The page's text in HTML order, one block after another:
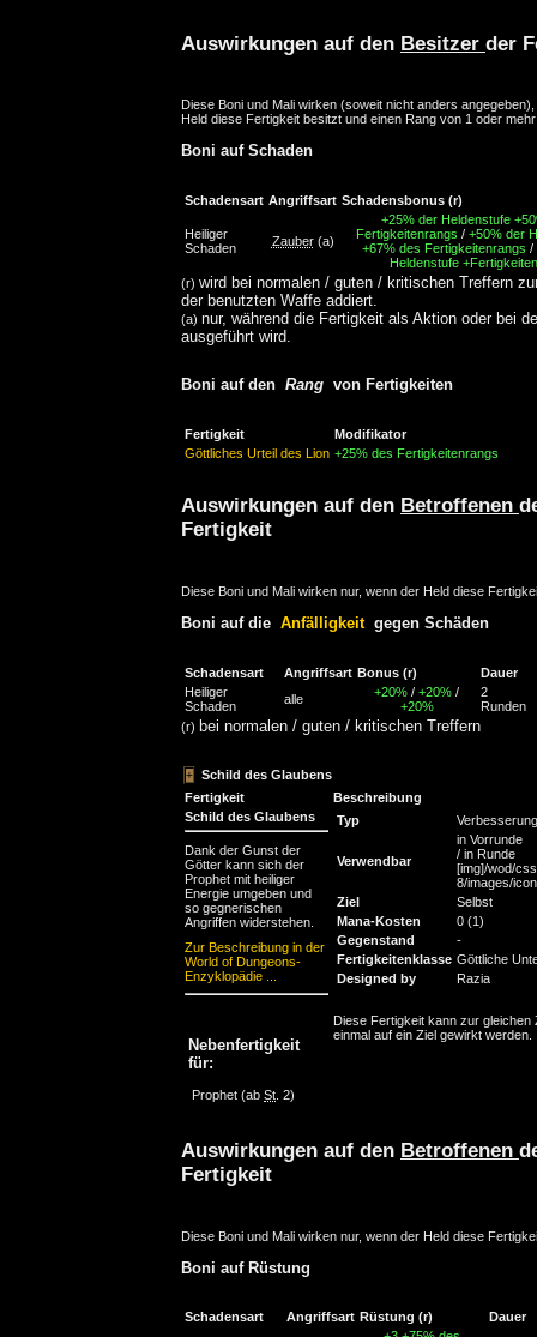
Auswirkungen auf den Besitzer der
Diese Boni und Mali wirken (soweit nicht anders
Held diese Fertigkeit besitzt und einen Rang von 1 oder
Boni auf Schaden
Schadensart Angriffsart Schadensbonus (r)
Heiliger
Schaden
Zauber (a)
+25% der Heldenstufe
Fertigkeitenrangs / +50% der
+67% des Fertigkeitenrangs /
Heldenstufe
(r) wird bei normalen / guten / kritischen Treffern
der benutzten Waffe addiert.
(a) nur, während die Fertigkeit als Aktion oder bei
ausgeführt wird.
Boni auf den Rang von Fertigkeiten
Fertigkeit
Modifikator
Göttliches Urteil des Lion +25% des Fertigkeitenrangs
Auswirkungen auf den Betroffenen
Fertigkeit
Diese Boni und Mali wirken nur, wenn der Held diese
Boni auf die Anfälligkeit gegen Schäden
Schadensart Angriffsart Bonus (r)
Dauer
Heiliger
Schaden
alle +20% / +20% /
+20%
2
Runden
(r) bei normalen / guten / kritischen Treffern
Schild des Glaubens
Fertigkeit
Beschreibung
Schild des Glaubens
Dank der Gunst der
Götter kann sich der
Prophet mit heiliger
Energie umgeben und
so gegnerischen
Angriffen widerstehen.
Zur Beschreibung in der
World of Dungeons-
Enzyklopädie ...
Nebenfertigkeit
für:
Prophet (ab St . 2)
Typ Verbesserung
Verwendbar
in Vorrunde
/ in Runde
[img]/wod/
8/images/
Ziel
Selbst
Mana-Kosten
0 (1)
Gegenstand
-
Fertigkeitenklasse Göttliche
Designed by
Razia
Diese Fertigkeit kann zur gleichen
einmal auf ein Ziel gewirkt werden.
Auswirkungen auf den Betroffenen
Fertigkeit
Diese Boni und Mali wirken nur, wenn der Held diese
Boni auf Rüstung
Schadensart Angriffsart Rüstung (r) Dauer